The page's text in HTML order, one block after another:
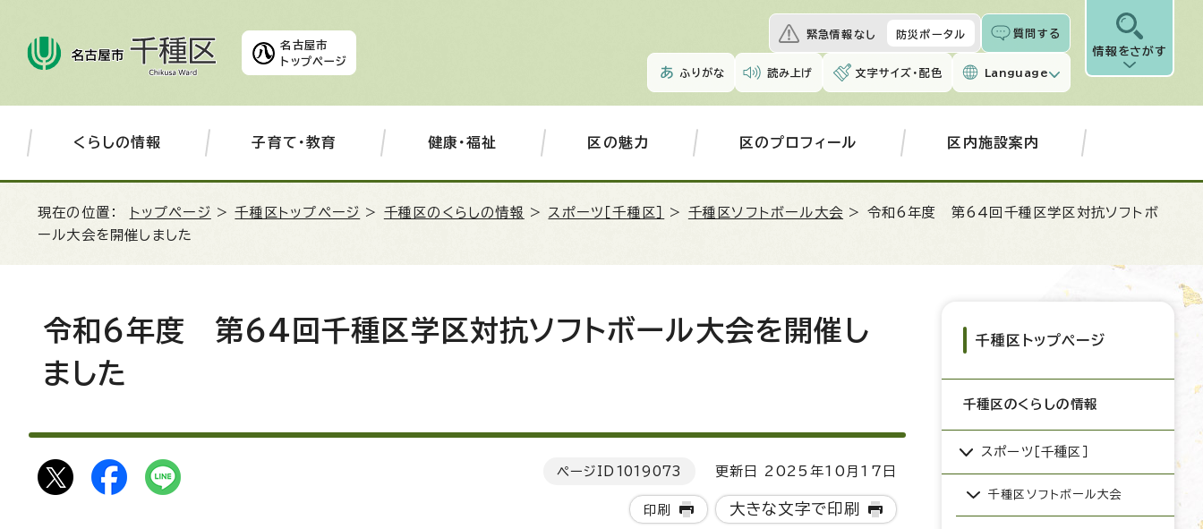
名古屋市
トップページ
緊急情報なし 防災ポータル 質問する
ふりがな 読み上げ 文字サイズ・配色 Language
情報をさがす
くらしの情報 子育て・教育 健康・福祉 区の魅力 区のプロフィール 区内施設案内
現在の位置： トップページ >千種区トップページ > 千種区のくらしの情報 > スポーツ［千種区］ > 千種区ソフトボール大会 > 令和6年度 第64回千種区学区対抗ソフトボ
ール大会を開催しました
令和6年度 第64回千種区学区対抗ソフトボール大会を開催し
ました
ページID 1019073 更新日 2025年10月17日
印刷 大きな文字で印刷
千種区トップページ
千種区のくらしの情報
スポーツ［千種区］
千種区ソフトボール大会